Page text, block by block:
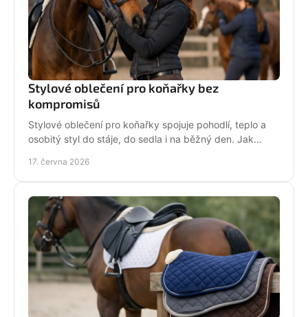
Stylové oblečení pro koňařky bez
kompromisů
Stylové oblečení pro koňařky spojuje pohodlí, teplo a
osobitý styl do stáje, do sedla i na běžný den. Jak
17. června 2026